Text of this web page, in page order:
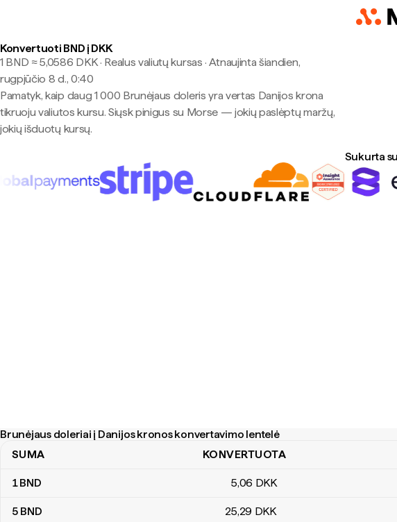
Konvertuoti BND į DKK
1 BND ≈ 5,0586 DKK · Realus valiutų kursas · Atnaujinta šiandien,
rugpjūčio 8 d., 0:40
Pamatyk, kaip daug 1 000 Brunėjaus doleris yra vertas Danijos krona
tikruoju valiutos kursu. Siųsk pinigus su Morse — jokių paslėptų maržų,
jokių išduotų kursų.
Sukurta
Brunėjaus doleriai į Danijos kronos konvertavimo lentelė
Brunėjaus doleriai į Danijos kronos konvertavimo lentelė
SUMA KONVERTUOTA
1BND 5,06 DKK
5 BND 25,29 DKK